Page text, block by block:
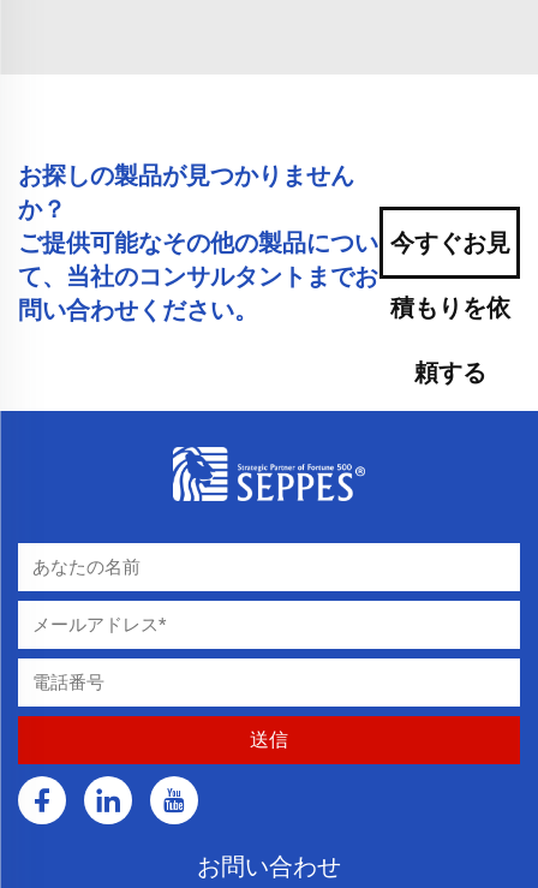
お探しの製品が見つかりません
か？
ご提供可能なその他の製品につい
て、当社のコンサルタントまでお
問い合わせください。
今すぐお見
積もりを依
頼する
お問い合わせ